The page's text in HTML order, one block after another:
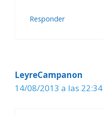
Responder
LeyreCampanon
14/08/2013 a las 22:34